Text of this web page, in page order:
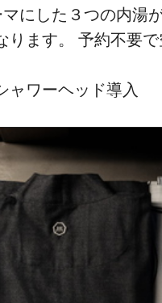
にした３つの内湯
ります。 予約不要
ャワーヘッド導入